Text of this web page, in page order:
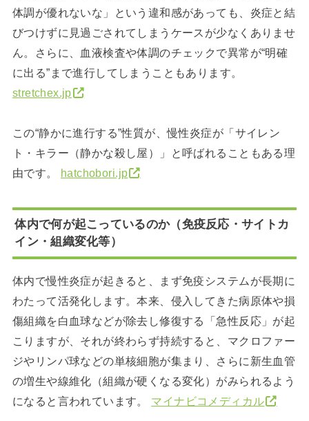
体調が優れないな」という違和感があっても、炎症と結
びつけずに見過ごされてしまうケースが少なくありませ
ん。さらに、血液検査や体調のチェックで異常が“明確
に出る”まで進行してしまうこともあります。
stretchex.jp
この“静かに進行する”性質が、慢性炎症が「サイレン
ト・キラー（静かな殺し屋）」と呼ばれることもある理
由です。 hatchobori.jp
体内で何が起こっているのか（免疫反応・サイトカ
イン・組織変化等）
体内で慢性炎症が起きると、まず免疫システムが長期に
わたって活発化します。本来、侵入してきた病原体や損
傷組織を白血球などが除去し修復する「急性反応」が起
こりますが、それが終わらず持続すると、マクロファー
ジやリンパ球などの単核細胞が集まり、さらに新生血管
の増生や線維化（組織が硬くなる変化）がみられるよう
になると言われています。 マイナビコメディカル